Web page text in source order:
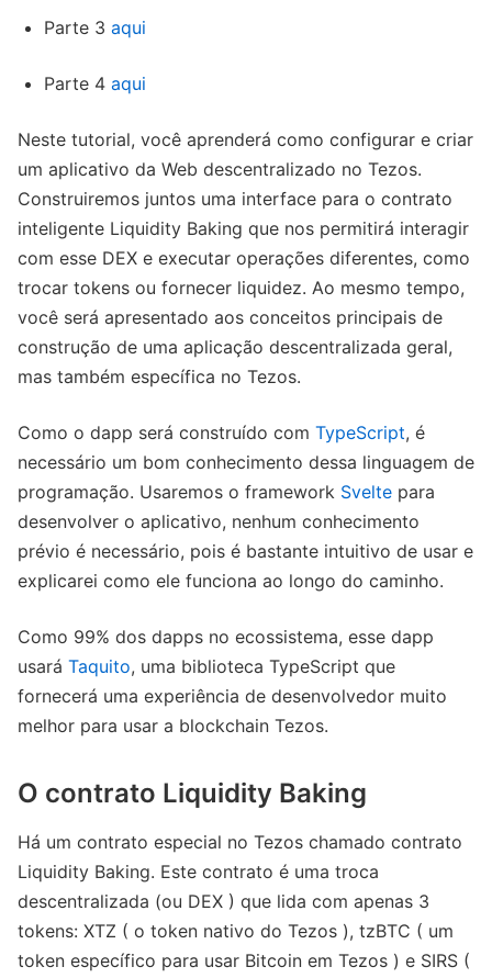
Parte 3 aqui
Parte 4 aqui
Neste tutorial, você aprenderá como configurar e criar
um aplicativo da Web descentralizado no Tezos.
Construiremos juntos uma interface para o contrato
inteligente Liquidity Baking que nos permitirá interagir
com esse DEX e executar operações diferentes, como
trocar tokens ou fornecer liquidez. Ao mesmo tempo,
você será apresentado aos conceitos principais de
construção de uma aplicação descentralizada geral,
mas também específica no Tezos.
Como o dapp será construído com TypeScript, é
necessário um bom conhecimento dessa linguagem de
programação. Usaremos o framework Svelte para
desenvolver o aplicativo, nenhum conhecimento
prévio é necessário, pois é bastante intuitivo de usar e
explicarei como ele funciona ao longo do caminho.
Como 99% dos dapps no ecossistema, esse dapp
usará Taquito, uma biblioteca TypeScript que
fornecerá uma experiência de desenvolvedor muito
melhor para usar a blockchain Tezos.
O contrato Liquidity Baking
Há um contrato especial no Tezos chamado contrato
Liquidity Baking. Este contrato é uma troca
descentralizada (ou DEX ) que lida com apenas 3
tokens: XTZ ( o token nativo do Tezos ), tzBTC ( um
token específico para usar Bitcoin em Tezos ) e SIRS (